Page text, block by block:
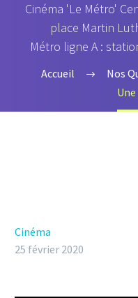
Cinéma 'Le Métro'
place Martin
Métro ligne A :
Accueil Nos
Cinéma
25 février 2020